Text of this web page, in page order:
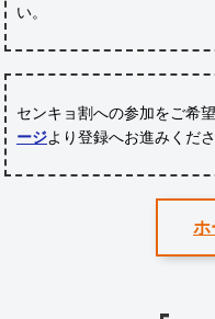
い。
センキョ割への参加をご希
ージより登録へお進みくださ
ホ